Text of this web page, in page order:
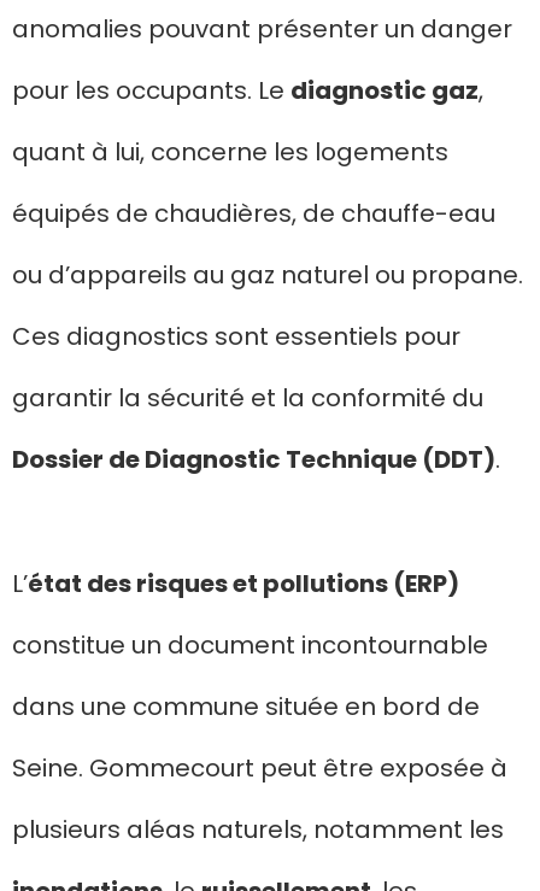
anomalies pouvant présenter un danger
pour les occupants. Le diagnostic gaz,
quant à lui, concerne les logements
équipés de chaudières, de chauffe-eau
ou d’appareils au gaz naturel ou propane.
Ces diagnostics sont essentiels pour
garantir la sécurité et la conformité du
Dossier de Diagnostic Technique (DDT).
L’état des risques et pollutions (ERP)
constitue un document incontournable
dans une commune située en bord de
Seine. Gommecourt peut être exposée à
plusieurs aléas naturels, notamment les